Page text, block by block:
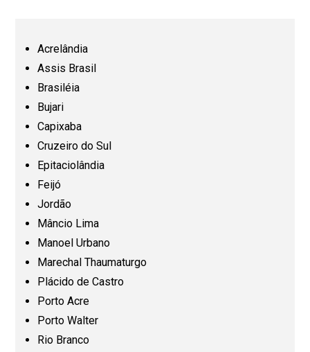
Acrelândia
Assis Brasil
Brasiléia
Bujari
Capixaba
Cruzeiro do Sul
Epitaciolândia
Feijó
Jordão
Mâncio Lima
Manoel Urbano
Marechal Thaumaturgo
Plácido de Castro
Porto Acre
Porto Walter
Rio Branco